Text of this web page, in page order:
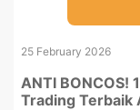
25 February 2026
ANTI BONCOS!
Trading Terbaik